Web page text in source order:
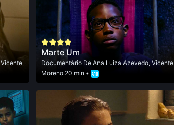
Vicente
Marte Um
Documentário DeAna Luiza Azevedo,Vicente
Moreno 20 min •